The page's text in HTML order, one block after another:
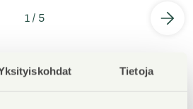
Tietoja
1 / 5